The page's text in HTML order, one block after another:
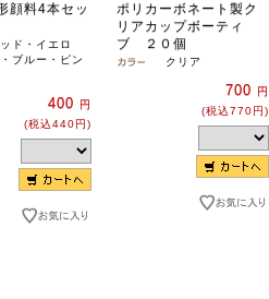
顔料4本セッ
ド・イエロ
ブルー・ピン
400
円
(税込440円)
ポリカーボネート製ク
リアカップボーティ
ブ ２０個
クリア
700
円
(税込770円)